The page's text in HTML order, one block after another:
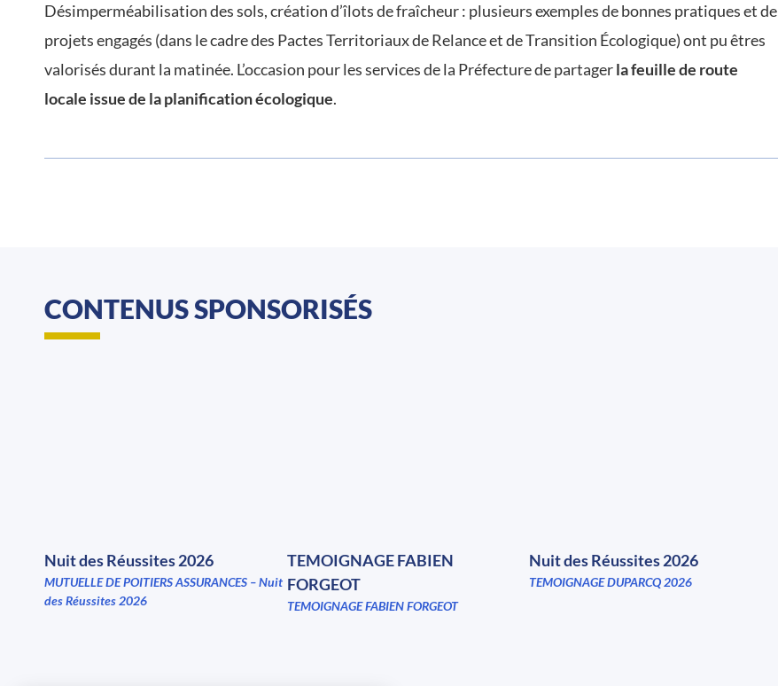
Désimperméabilisation des sols, création d’îlots de fraîcheur : plusieurs exemples de bonnes pratiques et de
projets engagés (dans le cadre des Pactes Territoriaux de Relance et de Transition Écologique) ont pu êtres
valorisés durant la matinée. L’occasion pour les services de la Préfecture de partagerla feuille de route
locale issue de la planification écologique.
CONTENUS SPONSORISÉS
Nuit des Réussites 2026
MUTUELLE DE POITIERS ASSURANCES – Nuit
des Réussites 2026
TEMOIGNAGE FABIEN
FORGEOT
TEMOIGNAGE FABIEN FORGEOT
Nuit des Réussites 2026
TEMOIGNAGE DUPARCQ 2026